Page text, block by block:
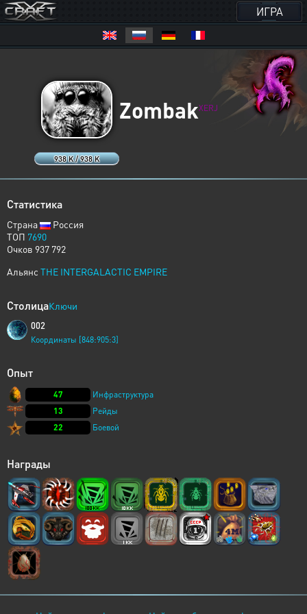
ИГРА
938 K / 938 K
ZombakXERJ
Статистика
Страна
Россия
ТОП 7690
Очков 937 792
Альянс THE INTERGALACTIC EMPIRE
СтолицаКлючи
002
Координаты [848:905:3]
Опыт
47
Инфраструктура
13
Рейды
22
Боевой
Награды